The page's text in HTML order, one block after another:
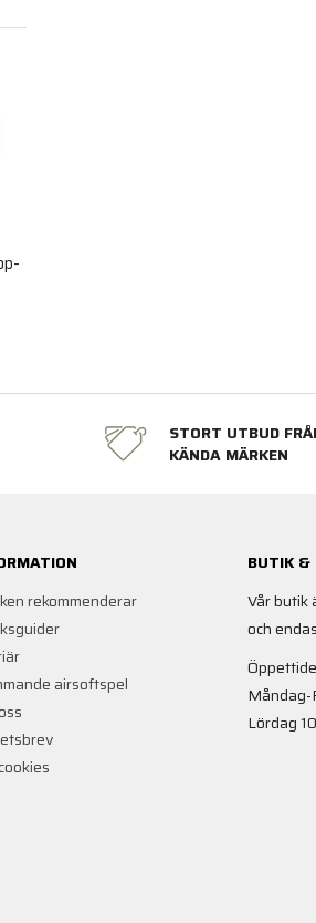
STORT UTBUD
KÄNDA MÄRKEN
rekommenderar
airsoftspel
BUTIK &
Vår butik
och
Måndag-
Lördag